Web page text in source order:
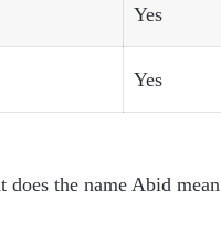
Yes
Yes
does the name Abid mean